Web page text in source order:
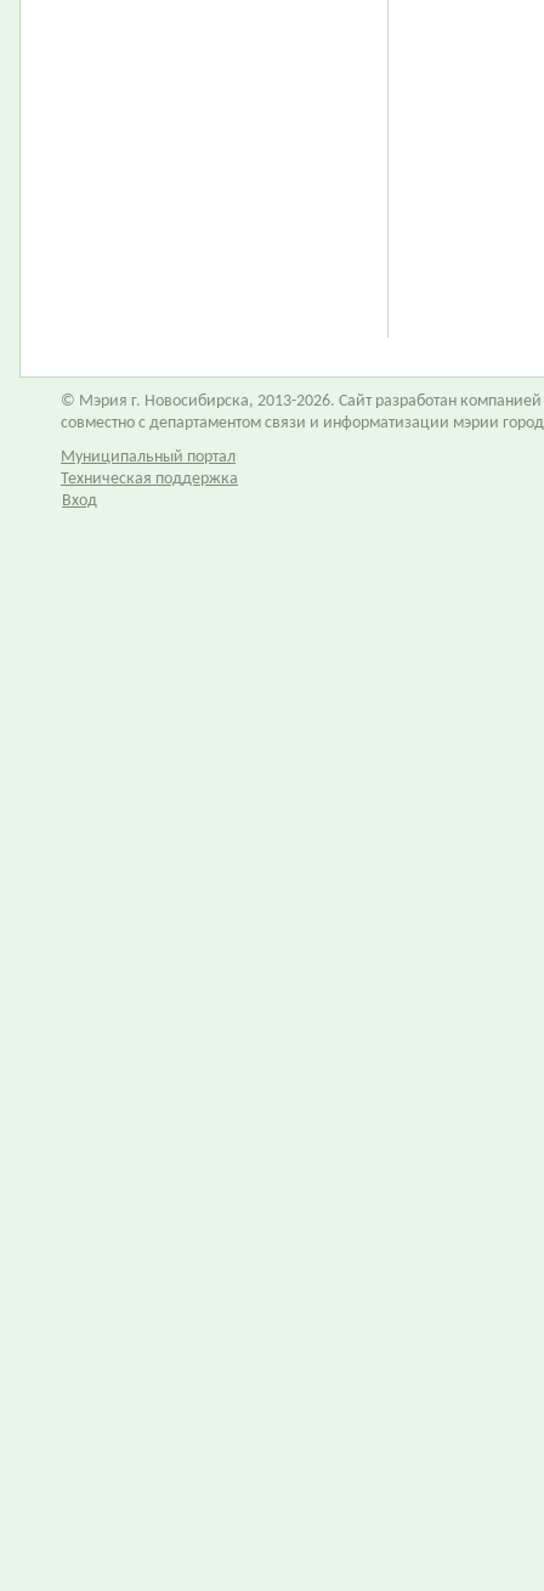
© Мэрия г. Новосибирска, 2013-2026. Сайт разработан компанией
совместно с департаментом связи и информатизации мэрии
Муниципальный портал
Техническая поддержка
Вход